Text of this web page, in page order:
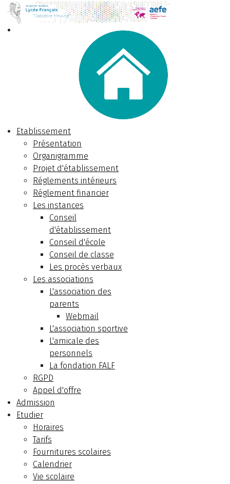
Etablissement
Présentation
Organigramme
Projet d'établissement
Réglements intérieurs
Réglement financier
Les instances
Conseil
d'établissement
Conseil d'école
Conseil de classe
Les procès verbaux
Les associations
L'association des
parents
Webmail
L'association sportive
L'amicale des
personnels
La fondation FALF
RGPD
Appel d'offre
Admission
Etudier
Horaires
Tarifs
Fournitures scolaires
Calendrier
Vie scolaire